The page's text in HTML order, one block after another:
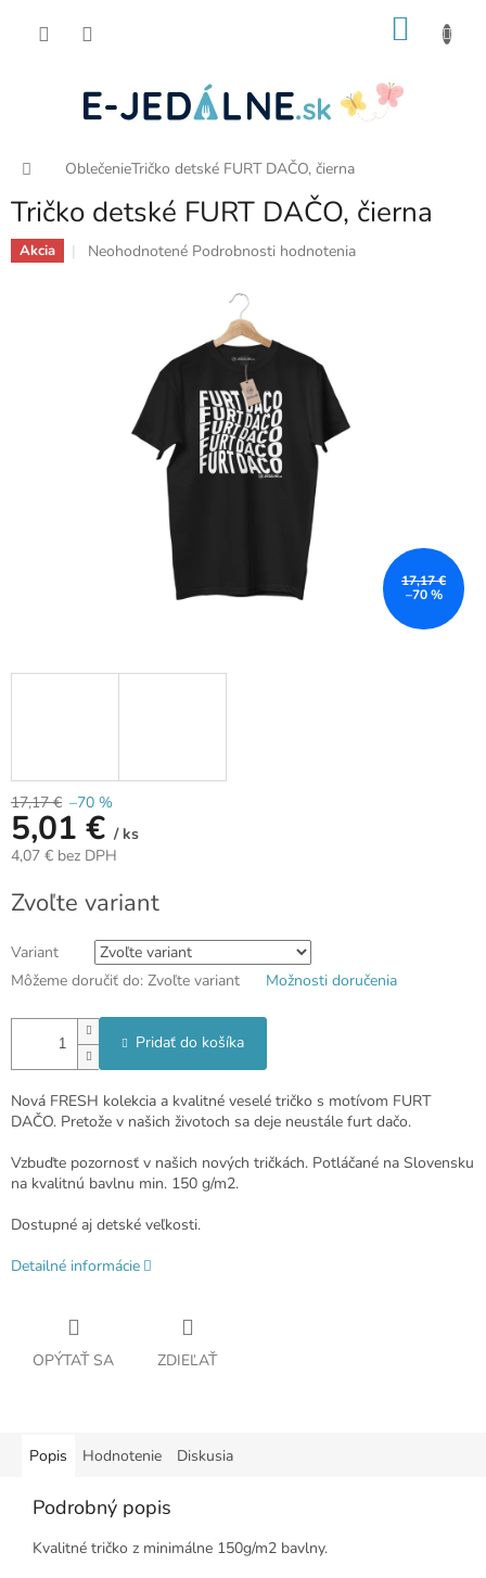
Domov
OblečenieTričko detské FURT DAČO, čierna
Tričko detské FURT DAČO, čierna
Akcia
Priemerné
hviezdičiek.
Neohodnotené Podrobnosti hodnotenia
17,17 €
–70 %
17,17 € –70 %
5,01 € / ks
4,07 € bez DPH
cena:
Zvoľte variant
Variant
Môžeme doručiť do: Zvoľte variant Možnosti doručenia
Pridať do košíka
Nová FRESH kolekcia a kvalitné veselé tričko s motívom FURT
DAČO. Pretože v našich životoch sa deje neustále furt dačo.
Vzbuďte pozornosť v našich nových tričkách. Potláčané na Slovensku
na kvalitnú bavlnu min. 150 g/m2.
Dostupné aj detské veľkosti.
Detailné informácie
OPÝTAŤ SA ZDIEĽAŤ
Popis Hodnotenie Diskusia
Podrobný popis
Kvalitné tričko z minimálne 150g/m2 bavlny.